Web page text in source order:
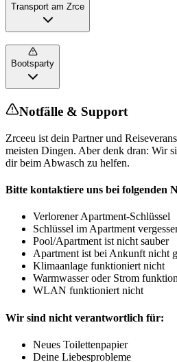
Transport am Zrce
Bootsparty
Notfälle & Support
Zrceeu ist dein Partner und
meisten Dingen. Aber denk dran: Wir
dir beim Abwasch zu helfen.
Bitte kontaktiere uns bei folgenden
Verlorener Apartment-Schlüssel
Schlüssel im Apartment
Pool/Apartment ist nicht sauber
Apartment ist bei Ankunft nicht
Klimaanlage funktioniert nicht
Warmwasser oder Strom
WLAN funktioniert nicht
Wir sind nicht verantwortlich für:
Neues Toilettenpapier
Deine Liebesprobleme